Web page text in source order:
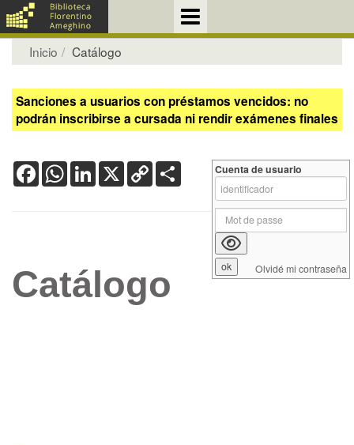
Inicio Catálogo
Sanciones a usuarios con préstamos vencidos: no
podrán inscribirse a cursada ni rendir exámenes finales
FacebookWhatsApp
LinkedIn
X Copy
Link
Catálogo
Cuenta de usuario
Olvidé mi contraseña